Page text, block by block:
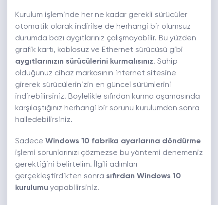
Kurulum işleminde her ne kadar gerekli sürücüler
otomatik olarak indirilse de herhangi bir olumsuz
durumda bazı aygıtlarınız çalışmayabilir. Bu yüzden
grafik kartı, kablosuz ve Ethernet sürücüsü gibi
aygıtlarınızın sürücülerini kurmalısınız. Sahip
olduğunuz cihaz markasının internet sitesine
girerek sürücülerinizin en güncel sürümlerini
indirebilirsiniz. Böylelikle sıfırdan kurma aşamasında
karşılaştığınız herhangi bir sorunu kurulumdan sonra
halledebilirsiniz.
Sadece Windows 10 fabrika ayarlarına döndürme
işlemi sorunlarınızı çözmezse bu yöntemi denemeniz
gerektiğini belirtelim. İlgili adımları
gerçekleştirdikten sonra sıfırdan Windows 10
kurulumu yapabilirsiniz.